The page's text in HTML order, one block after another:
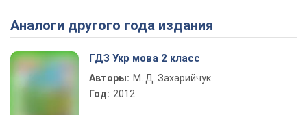
Play Video
Аналоги другого года издания
ГДЗ Укр мова 2 класс
Авторы: М. Д. Захарийчук
Год: 2012